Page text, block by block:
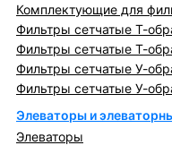
Комплектующие для
Фильтры сетчатые Т-
Фильтры сетчатые Т-
Фильтры сетчатые У-
Фильтры сетчатые У-
Элеваторы и
Элеваторы